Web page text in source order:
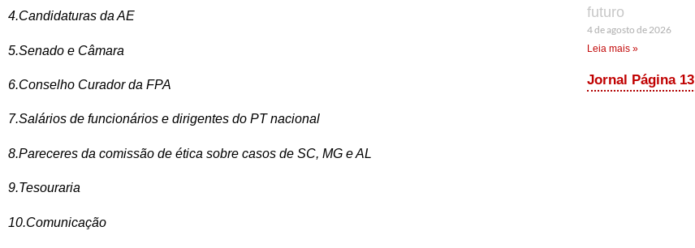
4.Candidaturas da AE
5.Senado e Câmara
6.Conselho Curador da FPA
7.Salários de funcionários e dirigentes do PT nacional
8.Pareceres da comissão de ética sobre casos de SC, MG e AL
9.Tesouraria
10.Comunicação
futuro
4 de agosto de 2026
Leia mais »
Jornal Página 13